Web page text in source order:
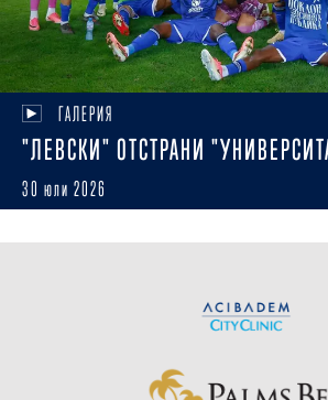
ГАЛЕРИЯ
"ЛЕВСКИ" ОТСТРАНИ
30 юли 2026